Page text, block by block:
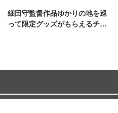
細田守監督作品ゆかりの地を巡
って限定グッズがもらえるチャ